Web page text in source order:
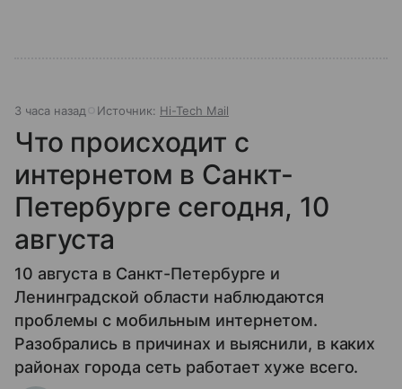
3 часа назад Источник: Hi-Tech Mail
Что происходит с
интернетом в Санкт-
Петербурге сегодня, 10
августа
10 августа в Санкт-Петербурге и
Ленинградской области наблюдаются
проблемы с мобильным интернетом.
Разобрались в причинах и выяснили, в каких
районах города сеть работает хуже всего.